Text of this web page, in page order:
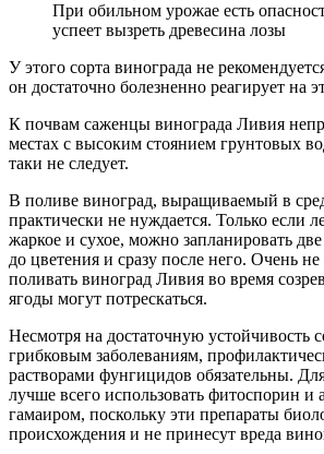
При обильном урожае есть
успеет вызреть древесина лозы
У этого сорта винограда не
он достаточно болезненно реагирует на
К почвам саженцы винограда Ливия
местах с высоким стоянием грунтовых
таки не следует.
В поливе виноград, выращиваемый в
практически не нуждается. Только если
жаркое и сухое, можно запланировать
до цветения и сразу после него. Очень не
поливать виноград Ливия во время
ягоды могут потрескаться.
Несмотря на достаточную устойчивость
грибковым заболеваниям,
растворами фунгицидов обязательны.
лучше всего использовать фитоспорин и
гамаиром, поскольку эти препараты
происхождения и не принесут вреда